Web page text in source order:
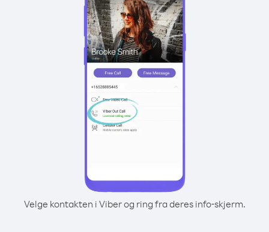
Velge kontakten i Viber og ring fra deres info-skjerm.